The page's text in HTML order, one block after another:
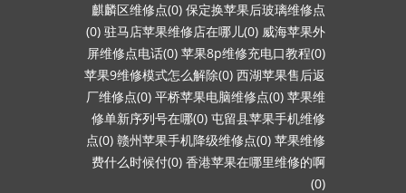
麒麟区维修点(0) 保定换苹果后玻璃维修点
(0) 驻马店苹果维修店在哪儿(0) 威海苹果外
屏维修点电话(0) 苹果8p维修充电口教程(0)
苹果9维修模式怎么解除(0) 西湖苹果售后返
厂维修点(0) 平桥苹果电脑维修点(0) 苹果维
修单新序列号在哪(0) 屯留县苹果手机维修
点(0) 赣州苹果手机降级维修点(0) 苹果维修
费什么时候付(0) 香港苹果在哪里维修的啊
(0)